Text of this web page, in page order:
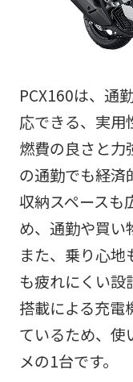
PCX160は、通
応できる、実用
燃費の良さと力
の通勤でも経済
収納スペースも
め、通勤や買い
また、乗り心地
も疲れにくい設
搭載による充電
ているため、使
メの1台です。